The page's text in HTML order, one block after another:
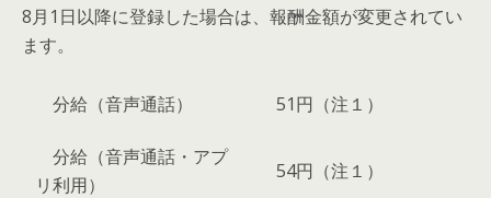
8月1日以降に登録した場合は、報酬金額が変更されてい
ます。
分給（音声通話） 51円（注１）
分給（音声通話・アプ
リ利用）
54円（注１）